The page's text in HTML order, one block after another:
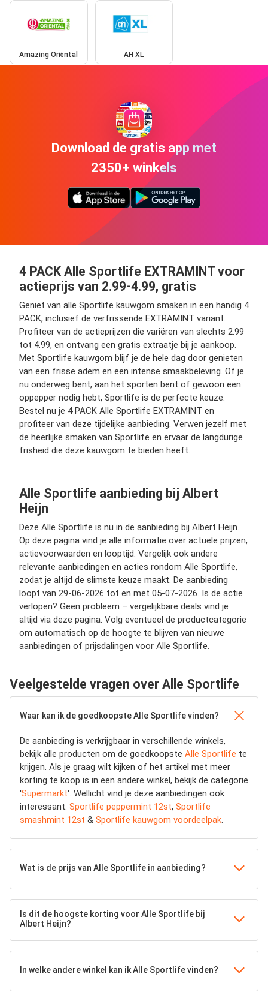
Amazing Oriëntal AH XL
Download de gratis app met
2350+ winkels
4 PACK Alle Sportlife EXTRAMINT voor
actieprijs van 2.99-4.99, gratis
Geniet van alle Sportlife kauwgom smaken in een handig 4
PACK, inclusief de verfrissende EXTRAMINT variant.
Profiteer van de actieprijzen die variëren van slechts 2.99
tot 4.99, en ontvang een gratis extraatje bij je aankoop.
Met Sportlife kauwgom blijf je de hele dag door genieten
van een frisse adem en een intense smaakbeleving. Of je
nu onderweg bent, aan het sporten bent of gewoon een
oppepper nodig hebt, Sportlife is de perfecte keuze.
Bestel nu je 4 PACK Alle Sportlife EXTRAMINT en
profiteer van deze tijdelijke aanbieding. Verwen jezelf met
de heerlijke smaken van Sportlife en ervaar de langdurige
frisheid die deze kauwgom te bieden heeft.
Alle Sportlife aanbieding bij Albert
Heijn
Deze Alle Sportlife is nu in de aanbieding bij Albert Heijn.
Op deze pagina vind je alle informatie over actuele prijzen,
actievoorwaarden en looptijd. Vergelijk ook andere
relevante aanbiedingen en acties rondom Alle Sportlife,
zodat je altijd de slimste keuze maakt. De aanbieding
loopt van 29-06-2026 tot en met 05-07-2026. Is de actie
verlopen? Geen probleem – vergelijkbare deals vind je
altijd via deze pagina. Volg eventueel de productcategorie
om automatisch op de hoogte te blijven van nieuwe
aanbiedingen of prijsdalingen voor Alle Sportlife.
Veelgestelde vragen over Alle Sportlife
Waar kan ik de goedkoopste Alle Sportlife vinden?
De aanbieding is verkrijgbaar in verschillende winkels,
bekijk alle producten om de goedkoopste Alle Sportlife te
krijgen. Als je graag wilt kijken of het artikel met meer
korting te koop is in een andere winkel, bekijk de categorie
'Supermarkt'. Wellicht vind je deze aanbiedingen ook
interessant: Sportlife peppermint 12st, Sportlife
smashmint 12st & Sportlife kauwgom voordeelpak.
Wat is de prijs van Alle Sportlife in aanbieding?
Is dit de hoogste korting voor Alle Sportlife bij
Albert Heijn?
In welke andere winkel kan ik Alle Sportlife vinden?